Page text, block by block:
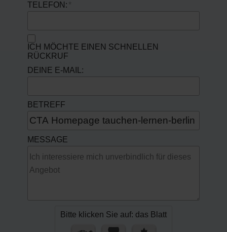
TELEFON:
ICH MÖCHTE EINEN SCHNELLEN
RÜCKRUF
DEINE E-MAIL:
BETREFF
MESSAGE
Bitte klicken Sie auf: das Blatt